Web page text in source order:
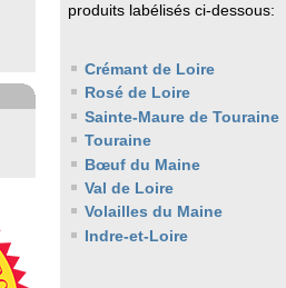
produits labélisés ci-dessous:
Crémant de Loire
Rosé de Loire
Sainte-Maure de Touraine
Touraine
Bœuf du Maine
Val de Loire
Volailles du Maine
Indre-et-Loire